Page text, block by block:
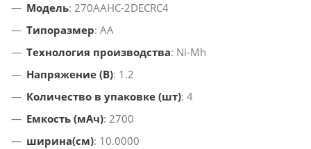
Модель: 270AAHC-2DECRC4
Типоразмер: AA
Технология производства: Ni-Mh
Напряжение (В): 1.2
Количество в упаковке (шт): 4
Емкость (мАч): 2700
ширина(см): 10.0000